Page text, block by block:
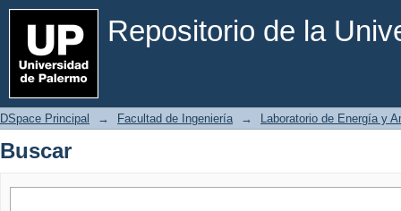
Repositorio de la
Buscar
DSpace Principal → Facultad de Ingeniería → Laboratorio de Energía y
Buscar